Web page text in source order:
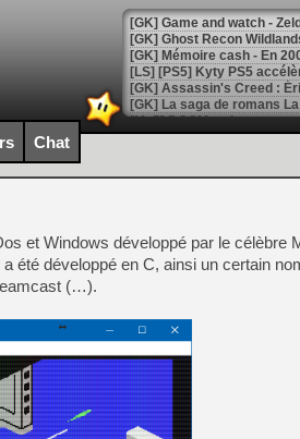
[Mo5] DOOM arrive en
[GK] Bethesda fête les 30
[GK] Roblox : l'action en
[GK] Agenda - GeForce
[GK] Devolver Digital en a
[LS] [PS5] ps5-y2jb-
[GK] Pourquoi Marvel
[GK] Test : Restory : Chill
[GK] GTA 6 : Rockstar
[GK] Hot Wheels Infinite
[GK] Mémoire cash -
[GK] Résultats Nintendo :
[GK] Déjà des
Chat
et Windows développé par le célèbre
été développé en C, ainsi un certain
(…).